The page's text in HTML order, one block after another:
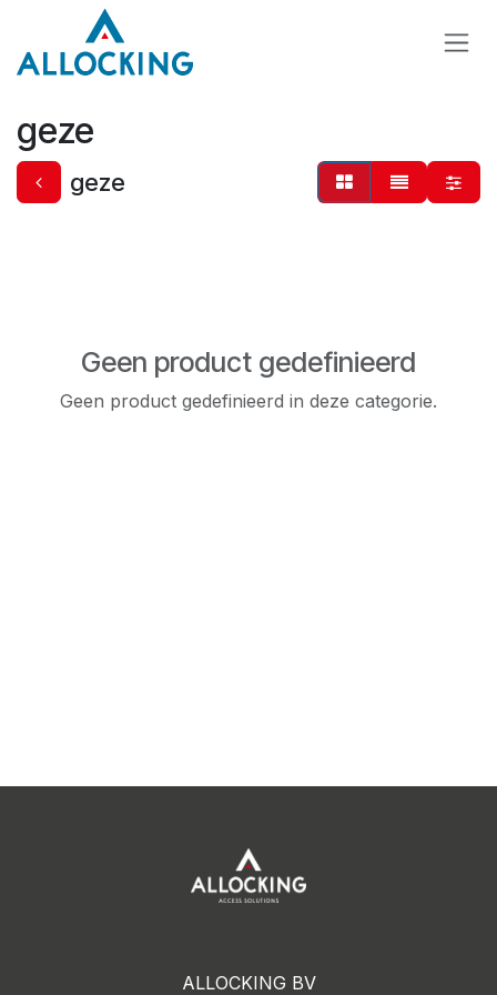
Overslaan naar inhoud
geze
geze
Geen product gedefinieerd
Geen product gedefinieerd in deze categorie.
ALLOCKING BV